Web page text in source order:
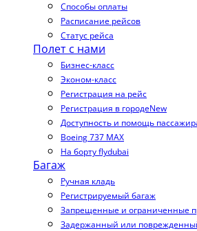
Способы оплаты
Расписание рейсов
Статус рейса
Полет с нами
Бизнес-класс
Эконом-класс
Регистрация на рейс
Регистрация в городеNew
Доступность и помощь
Boeing 737 MAX
На борту flydubai
Багаж
Ручная кладь
Регистрируемый багаж
Запрещенные и ограниченные
Задержанный или